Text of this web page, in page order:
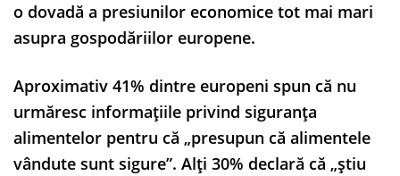
o dovadă a presiunilor economice tot mai mari
asupra gospodăriilor europene.
Aproximativ 41% dintre europeni spun că nu
urmăresc informațiile privind siguranța
alimentelor pentru că „presupun că alimentele
vândute sunt sigure”. Alți 30% declară că „știu